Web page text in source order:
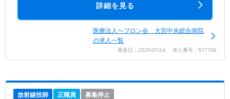
詳細を見る
医療法人ヘブロン会 大宮中央総合病院
の求人一覧
更新日：2025/07/14 求人番号：577706
放射線技師 正職員 募集停止